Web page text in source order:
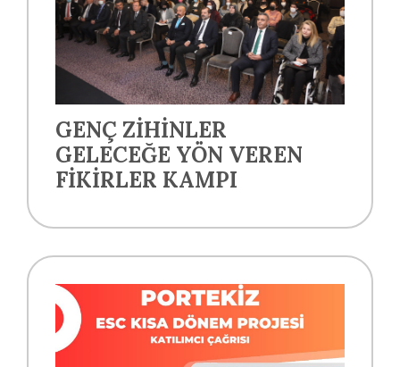
GENÇ ZİHİNLER
GELECEĞE YÖN VEREN
FİKİRLER KAMPI